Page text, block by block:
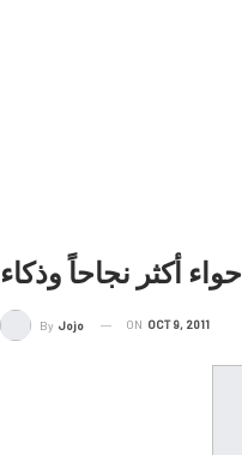
حواء أكثر نجاحاً وذكاء
By Jojo ON OCT 9, 2011